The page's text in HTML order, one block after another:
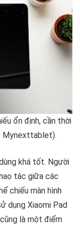
ổn định, cần thời
Mynexttablet).
khá tốt. Người
tác giữa các
chiếu màn hình
dụng Xiaomi Pad
là một điểm